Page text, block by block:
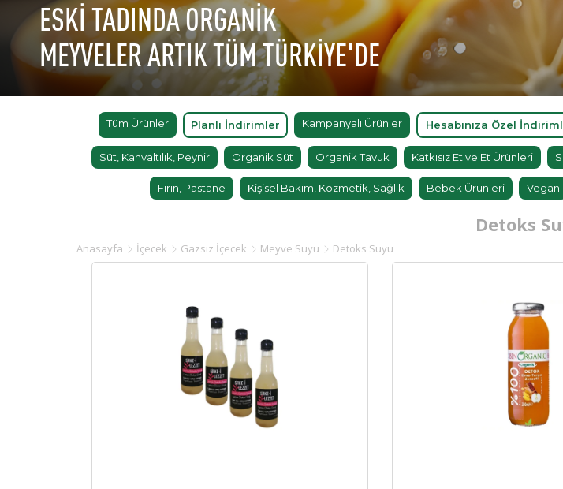
ESKİ TADINDA ORGANİK
MEYVELER ARTIK TÜM TÜRKİYE'DE
Tüm Ürünler Planlı İndirimler Kampanyalı Ürünler Hesabınıza Özel
Süt, Kahvaltılık, Peynir Organik Süt Organik Tavuk Katkısız Et ve Et Ürünleri
Fırın, Pastane Kişisel Bakım, Kozmetik, Sağlık Bebek Ürünleri Vegan
Detoks
Anasayfa İçecek Gazsız İçecek Meyve Suyu Detoks Suyu